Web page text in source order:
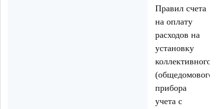
Правил счета
на оплату
расходов на
установку
коллективного
(общедомового)
прибора
учета с